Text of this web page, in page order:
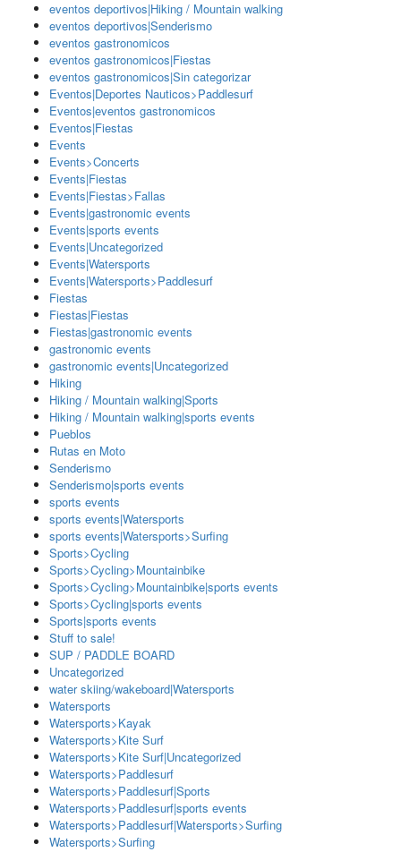
eventos deportivos|Hiking / Mountain walking
eventos deportivos|Senderismo
eventos gastronomicos
eventos gastronomicos|Fiestas
eventos gastronomicos|Sin categorizar
Eventos|Deportes Nauticos>Paddlesurf
Eventos|eventos gastronomicos
Eventos|Fiestas
Events
Events>Concerts
Events|Fiestas
Events|Fiestas>Fallas
Events|gastronomic events
Events|sports events
Events|Uncategorized
Events|Watersports
Events|Watersports>Paddlesurf
Fiestas
Fiestas|Fiestas
Fiestas|gastronomic events
gastronomic events
gastronomic events|Uncategorized
Hiking
Hiking / Mountain walking|Sports
Hiking / Mountain walking|sports events
Pueblos
Rutas en Moto
Senderismo
Senderismo|sports events
sports events
sports events|Watersports
sports events|Watersports>Surfing
Sports>Cycling
Sports>Cycling>Mountainbike
Sports>Cycling>Mountainbike|sports events
Sports>Cycling|sports events
Sports|sports events
Stuff to sale!
SUP / PADDLE BOARD
Uncategorized
water skiing/wakeboard|Watersports
Watersports
Watersports>Kayak
Watersports>Kite Surf
Watersports>Kite Surf|Uncategorized
Watersports>Paddlesurf
Watersports>Paddlesurf|Sports
Watersports>Paddlesurf|sports events
Watersports>Paddlesurf|Watersports>Surfing
Watersports>Surfing